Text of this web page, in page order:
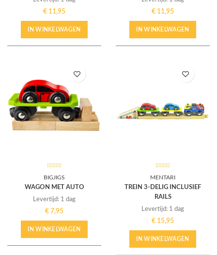
€ 11,95
IN WINKELWAGEN
€ 11,95
IN WINKELWAGEN
BIGJIGS
WAGON MET AUTO
Levertijd: 1 dag
€ 7,95
IN WINKELWAGEN
MENTARI
TREIN 3-DELIG INCLUSIEF
RAILS
Levertijd: 1 dag
€ 15,95
IN WINKELWAGEN